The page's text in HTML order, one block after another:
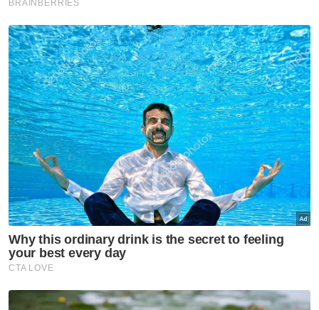
kumpulan itu mengundang kritikan, namun
menegaskan tindakannya demi
menyelamatkan parti.
Beliau juga menyatakan rasa simpati
terhadap Naib Presiden PKR, Nurul Izzah
Anwar yang didakwa menjadi ‘alat’ kepada
kumpulan berkenaan.
Berita Telus & Tulus menerusi E-Mel setiap
hari!